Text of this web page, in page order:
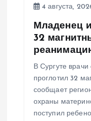
4 августа,
Младенец
32
В Сургуте
проглотил 32
сообщает
охраны
поступил